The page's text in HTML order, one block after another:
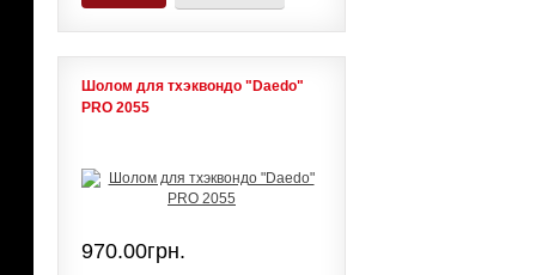
Шолом для тхэквондо "Daedo"
PRO 2055
970.00грн.